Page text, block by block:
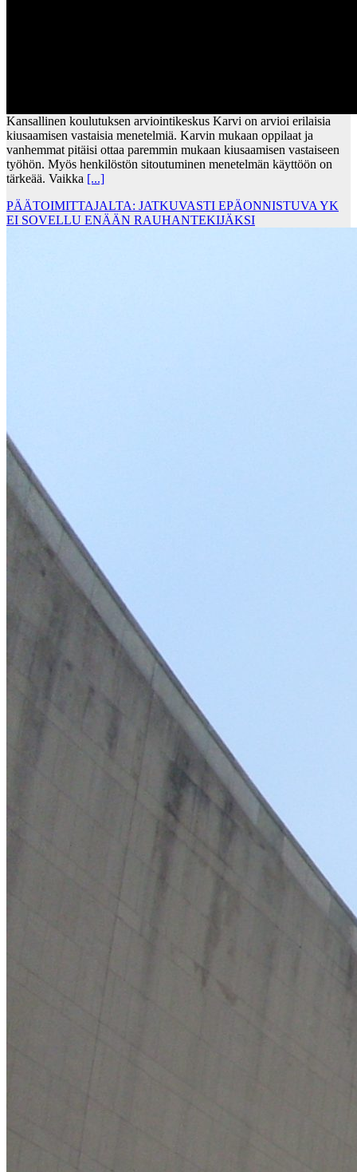
Kansallinen koulutuksen arviointikeskus Karvi on arvioi erilaisia
kiusaamisen vastaisia menetelmiä. Karvin mukaan oppilaat ja
vanhemmat pitäisi ottaa paremmin mukaan kiusaamisen vastaiseen
työhön. Myös henkilöstön sitoutuminen menetelmän käyttöön on
tärkeää. Vaikka [...]
PÄÄTOIMITTAJALTA: JATKUVASTI EPÄONNISTUVA YK
EI SOVELLU ENÄÄN RAUHANTEKIJÄKSI